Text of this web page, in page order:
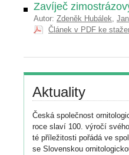
Zavíječ
Autor: Zdeněk Hubálek,
Článek v PDF ke
Aktuality
Česká společnost
roce slaví 100. výročí
té příležitosti pořádá ve
se Slovenskou